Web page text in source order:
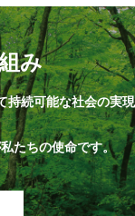
み
持続可能な社会の実現
たちの使命です。